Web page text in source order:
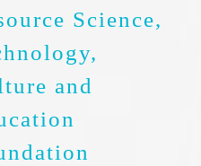
Science,
and